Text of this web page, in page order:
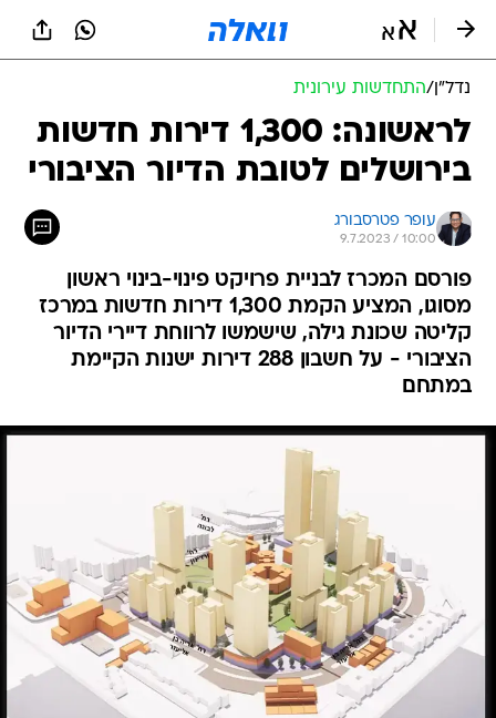
נדל״ן/התחדשות עירונית
לראשונה: 1,300 דירות חדשות
בירושלים לטובת הדיור הציבורי
עופר פטרסבורג
9.7.2023 / 10:00
פורסם המכרז לבניית פרויקט פינוי-בינוי ראשון
מסוגו, המציע הקמת 1,300 דירות חדשות במרכז
קליטה שכונת גילה, שישמשו לרווחת דיירי הדיור
הציבורי - על חשבון 288 דירות ישנות הקיימת
במתחם